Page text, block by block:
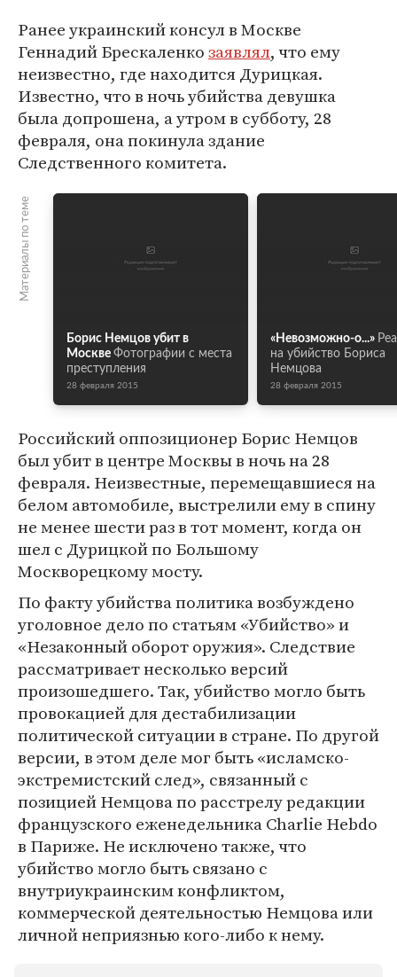
Ранее украинский консул в Москве
Геннадий Брескаленкозаявлял, что ему
неизвестно, где находится Дурицкая.
Известно, что в ночь убийства девушка
была допрошена, а утром в субботу, 28
февраля, она покинула здание
Следственного комитета.
Материалы по теме
Борис Немцов убит в
Москве Фотографии с места
преступления
28 февраля 2015
«Невозможно-о...»
на убийство Бориса
Немцова
28 февраля 2015
Российский оппозиционер Борис Немцов
был убит в центре Москвы в ночь на 28
февраля. Неизвестные, перемещавшиеся на
белом автомобиле, выстрелили ему в спину
не менее шести раз в тот момент, когда он
шел с Дурицкой по Большому
Москворецкому мосту.
По факту убийства политика возбуждено
уголовное дело по статьям «Убийство» и
«Незаконный оборот оружия». Следствие
рассматривает несколько версий
произошедшего. Так, убийство могло быть
провокацией для дестабилизации
политической ситуации в стране. По другой
версии, в этом деле мог быть «исламско-
экстремистский след», связанный с
позицией Немцова по расстрелу редакции
французского еженедельника Charlie Hebdo
в Париже. Не исключено также, что
убийство могло быть связано с
внутриукраинским конфликтом,
коммерческой деятельностью Немцова или
личной неприязнью кого-либо к нему.